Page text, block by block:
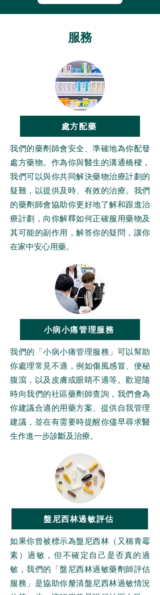
服務
處方配藥
我們的藥劑師會安全、準確地為你配發
處方藥物。作為你與醫生的溝通橋樑，
我們可以與你共同解決藥物治療計劃的
疑難，以提供及時、有效的治療。我們
的藥劑師會協助你更好地了解和跟進治
療計劃，向你解釋如何正確服用藥物及
其可能的副作用，解答你的疑問，讓你
在家中安心用藥。
小病小痛管理服務
我們的「小病小痛管理服務」可以幫助
你處理常見不適，例如傷風感冒、便秘
腹瀉，以及皮膚或眼睛不適等。歡迎隨
時向我們的社區藥劑師查詢，我們會為
你建議合適的用藥方案、提供自我管理
建議，並在有需要時提醒你儘早尋求醫
生作進一步診斷及治療。
盤尼西林過敏評估
如果你曾被標示為盤尼西林（又稱青霉
素）過敏，但不確定自己是否真的過
敏，我們的「盤尼西林過敏藥劑師評估
服務」是協助你釐清盤尼西林過敏情況